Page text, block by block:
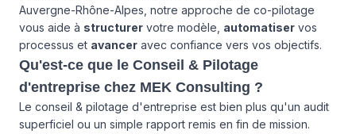
Auvergne-Rhône-Alpes, notre approche de co-pilotage
vous aide à structurer votre modèle, automatiser vos
processus et avancer avec confiance vers vos objectifs.
Qu'est-ce que le Conseil & Pilotage
d'entreprise chez MEK Consulting ?
Le conseil & pilotage d'entreprise est bien plus qu'un audit
superficiel ou un simple rapport remis en fin de mission.